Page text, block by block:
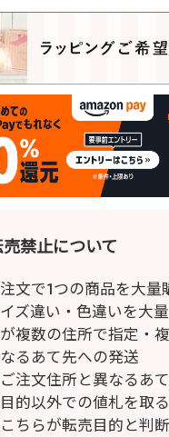
禁止について
文で1つの商品を大量
ズ違い・色違いを大
複数の住所で指定・
るあて先への発送
注文住所と異なるあ
的以外での値札を取
ちらが転売目的と判